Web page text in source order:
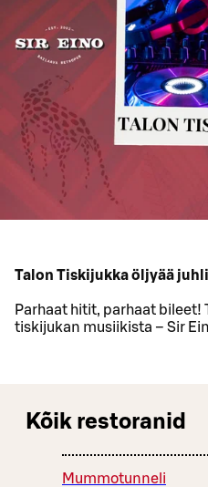
Talon Tiskijukka öljyää
Parhaat hitit, parhaat bileet!
tiskijukan musiikista – Sir
Kõik restoranid
Mummotunneli